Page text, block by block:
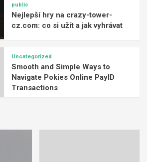
public
Nejlepší hry na crazy-tower-
cz.com: co si užít a jak vyhrávat
Uncategorized
Smooth and Simple Ways to
Navigate Pokies Online PayID
Transactions